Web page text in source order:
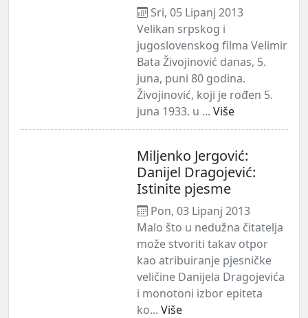
Sri, 05 Lipanj 2013
Velikan srpskog i
jugoslovenskog filma Velimir
Bata Živojinović danas, 5.
juna, puni 80 godina.
Živojinović, koji je rođen 5.
juna 1933. u ... Više
Miljenko Jergović:
Danijel Dragojević:
Istinite pjesme
Pon, 03 Lipanj 2013
Malo što u nedužna čitatelja
može stvoriti takav otpor
kao atribuiranje pjesničke
veličine Danijela Dragojevića
i monotoni izbor epiteta
ko... Više